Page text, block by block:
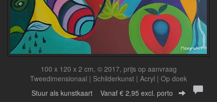
100 x 120 x 2 cm, © 2017, prijs op aanvraag
Tweedimensionaal | Schilderkunst | Acryl | Op doek
Stuur als kunstkaart Vanaf € 2,95 excl. porto